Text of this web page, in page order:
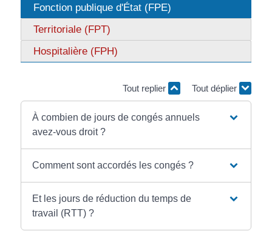
Fonction publique d'État (FPE)
Territoriale (FPT)
Hospitalière (FPH)
Tout replier Tout déplier
À combien de jours de congés annuels
avez-vous droit ?
Comment sont accordés les congés ?
Et les jours de réduction du temps de
travail (RTT) ?